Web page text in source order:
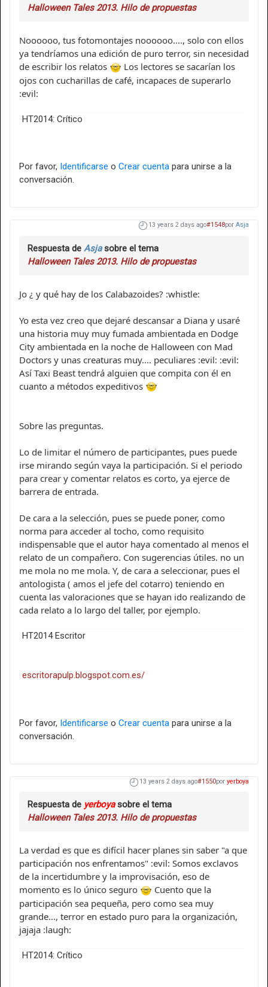
Halloween Tales 2013. Hilo de propuestas
Noooooo, tus fotomontajes noooooo...., solo con ellos
ya tendríamos una edición de puro terror, sin necesidad
de escribir los relatos
Los lectores se sacarían los
ojos con cucharillas de café, incapaces de superarlo
:evil:
HT2014: Crítico
Por favor, Identificarse o Crear cuenta para unirse a la
conversación.
13 years 2 days ago#1548por Asja
Respuesta de Asjasobre el tema
Halloween Tales 2013. Hilo de propuestas
Jo ¿ y qué hay de los Calabazoides? :whistle:
Yo esta vez creo que dejaré descansar a Diana y usaré
una historia muy muy fumada ambientada en Dodge
City ambientada en la noche de Halloween con Mad
Doctors y unas creaturas muy.... peculiares :evil: :evil:
Así Taxi Beast tendrá alguien que compita con él en
cuanto a métodos expeditivos
Sobre las preguntas.
Lo de limitar el número de participantes, pues puede
irse mirando según vaya la participación. Si el periodo
para crear y comentar relatos es corto, ya ejerce de
barrera de entrada.
De cara a la selección, pues se puede poner, como
norma para acceder al tocho, como requisito
indispensable que el autor haya comentado al menos el
relato de un compañero. Con sugerencias útiles. no un
me mola no me mola. Y, de cara a seleccionar, pues el
antologista ( amos el jefe del cotarro) teniendo en
cuenta las valoraciones que se hayan ido realizando de
cada relato a lo largo del taller, por ejemplo.
HT2014 Escritor
escritorapulp.blogspot.com.es/
Por favor, Identificarse o Crear cuenta para unirse a la
conversación.
13 years 2 days ago#1550por yerboya
Respuesta de yerboyasobre el tema
Halloween Tales 2013. Hilo de propuestas
La verdad es que es difícil hacer planes sin saber "a que
participación nos enfrentamos" :evil: Somos exclavos
de la incertidumbre y la improvisación, eso de
momento es lo único seguro
Cuento que la
participación sea pequeña, pero como sea muy
grande..., terror en estado puro para la organización,
jajaja :laugh:
HT2014: Crítico